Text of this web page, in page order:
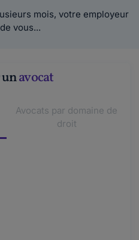
mois, votre employeur
vous...
avocat
Avocats par domaine de
droit